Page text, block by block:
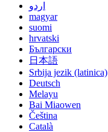
اردو
magyar
suomi
hrvatski
Български
日本語
Srbija jezik (latinica)
Deutsch
Melayu
Bai Miaowen
Čeština
Català